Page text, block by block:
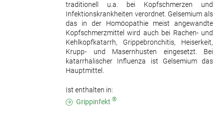
traditionell u.a. bei Kopfschmerzen und
Infektionskrankheiten verordnet. Gelsemium als
das in der Homöopathie meist angewandte
Kopfschmerzmittel wird auch bei Rachen- und
Kehlkopfkatarrh, Grippebronchitis, Heiserkeit,
Krupp- und Masernhusten eingesetzt. Bei
katarrhalischer Influenza ist Gelsemium das
Hauptmittel.
Ist enthalten in:
Grippinfekt ®